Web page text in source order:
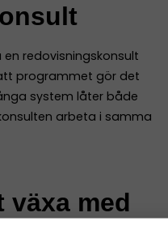
redovisningskonsult
programmet gör det
system låter både
arbeta i samma
växa med